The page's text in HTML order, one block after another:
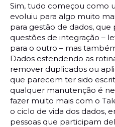
Sim, tudo começou como
evoluiu para algo muito
para gestão de dados,
questões de integração –
para o outro – mas
Dados estendendo as
remover duplicados ou
que parecem ter sido
qualquer manutenção é
fazer muito mais com o
o ciclo de vida dos dados,
pessoas que participam